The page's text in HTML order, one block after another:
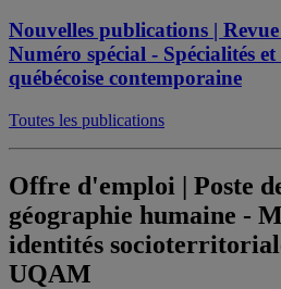
Nouvelles publications |
Numéro spécial - Spécialités
québécoise contemporaine
Toutes les publications
Offre d'emploi | Poste
géographie humaine -
identités
UQAM